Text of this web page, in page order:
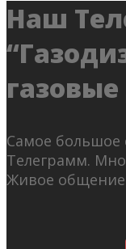
Наш
Самое большое
Телеграмм.
Живое общение